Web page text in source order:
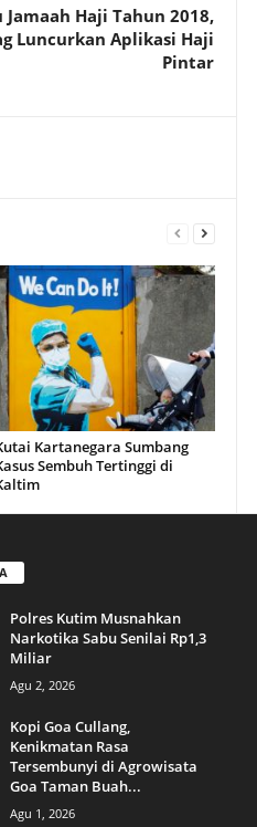
Jamaah Haji Tahun 2018,
Luncurkan Aplikasi Haji
Pintar
Kartanegara Sumbang
Sembuh Tertinggi di
Polres Kutim Musnahkan
Narkotika Sabu Senilai Rp1,3
Miliar
Agu 2, 2026
Kopi Goa Cullang,
Kenikmatan Rasa
Tersembunyi di Agrowisata
Goa Taman Buah...
Agu 1, 2026